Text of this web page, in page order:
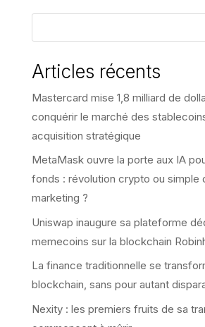
Articles récents
Mastercard mise 1,8 milliard de
conquérir le marché des
acquisition stratégique
MetaMask ouvre la porte aux IA
fonds : révolution crypto ou simple
marketing ?
Uniswap inaugure sa plateforme
memecoins sur la blockchain
La finance traditionnelle se
blockchain, sans pour autant
Nexity : les premiers fruits de sa